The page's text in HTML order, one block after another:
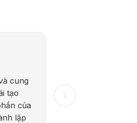
cung
tạo
của
lập